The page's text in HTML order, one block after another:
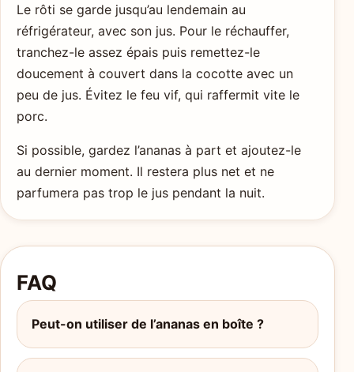
Le rôti se garde jusqu’au lendemain au
réfrigérateur, avec son jus. Pour le réchauffer,
tranchez-le assez épais puis remettez-le
doucement à couvert dans la cocotte avec un
peu de jus. Évitez le feu vif, qui raffermit vite le
porc.
Si possible, gardez l’ananas à part et ajoutez-le
au dernier moment. Il restera plus net et ne
parfumera pas trop le jus pendant la nuit.
FAQ
Peut-on utiliser de l’ananas en boîte ?